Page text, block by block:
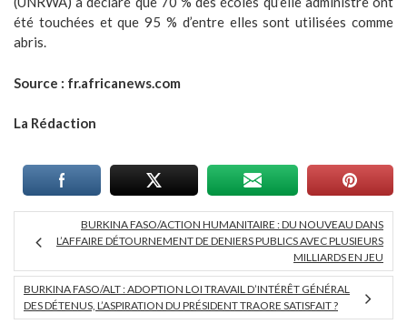
été touchées et que 95 % d’entre elles sont utilisées comme
abris.
Source : fr.africanews.com
La Rédaction
BURKINA FASO/ACTION HUMANITAIRE : DU NOUVEAU DANS
L’AFFAIRE DÉTOURNEMENT DE DENIERS PUBLICS AVEC PLUSIEURS
MILLIARDS EN JEU
BURKINA FASO/ALT : ADOPTION LOI TRAVAIL D’INTÉRÊT GÉNÉRAL
DES DÉTENUS, L’ASPIRATION DU PRÉSIDENT TRAORE SATISFAIT ?